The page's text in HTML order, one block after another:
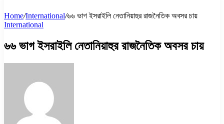
Home/International/৬৬ ভাগ ইসরাইলি নেতানিয়াহুর রাজনৈতিক অবসর চায়
International
৬৬ ভাগ ইসরাইলি নেতানিয়াহুর রাজনৈতিক অবসর চায়